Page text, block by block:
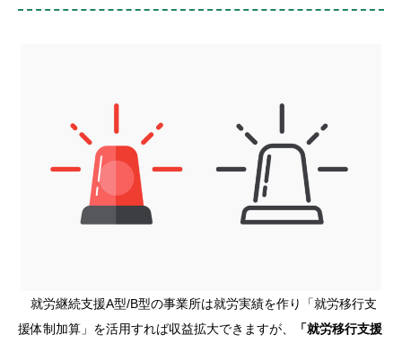
就労継続支援A型/B型の事業所は就労実績を作り「就労移行支
援体制加算」を活用すれば収益拡大できますが、
「就労移行支援